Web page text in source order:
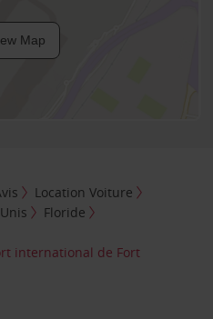
Map
Location Voiture
Floride
international de Fort